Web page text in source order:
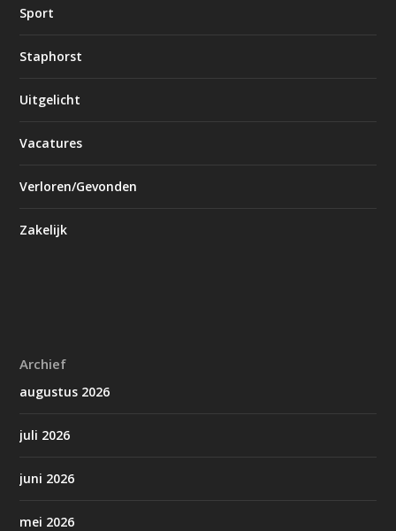
Sport
Staphorst
Uitgelicht
Vacatures
Verloren/Gevonden
Zakelijk
Archief
augustus 2026
juli 2026
juni 2026
mei 2026